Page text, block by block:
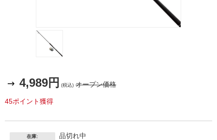
4,989円 (税込) オープン価格
45ポイント獲得
在庫: 品切れ中